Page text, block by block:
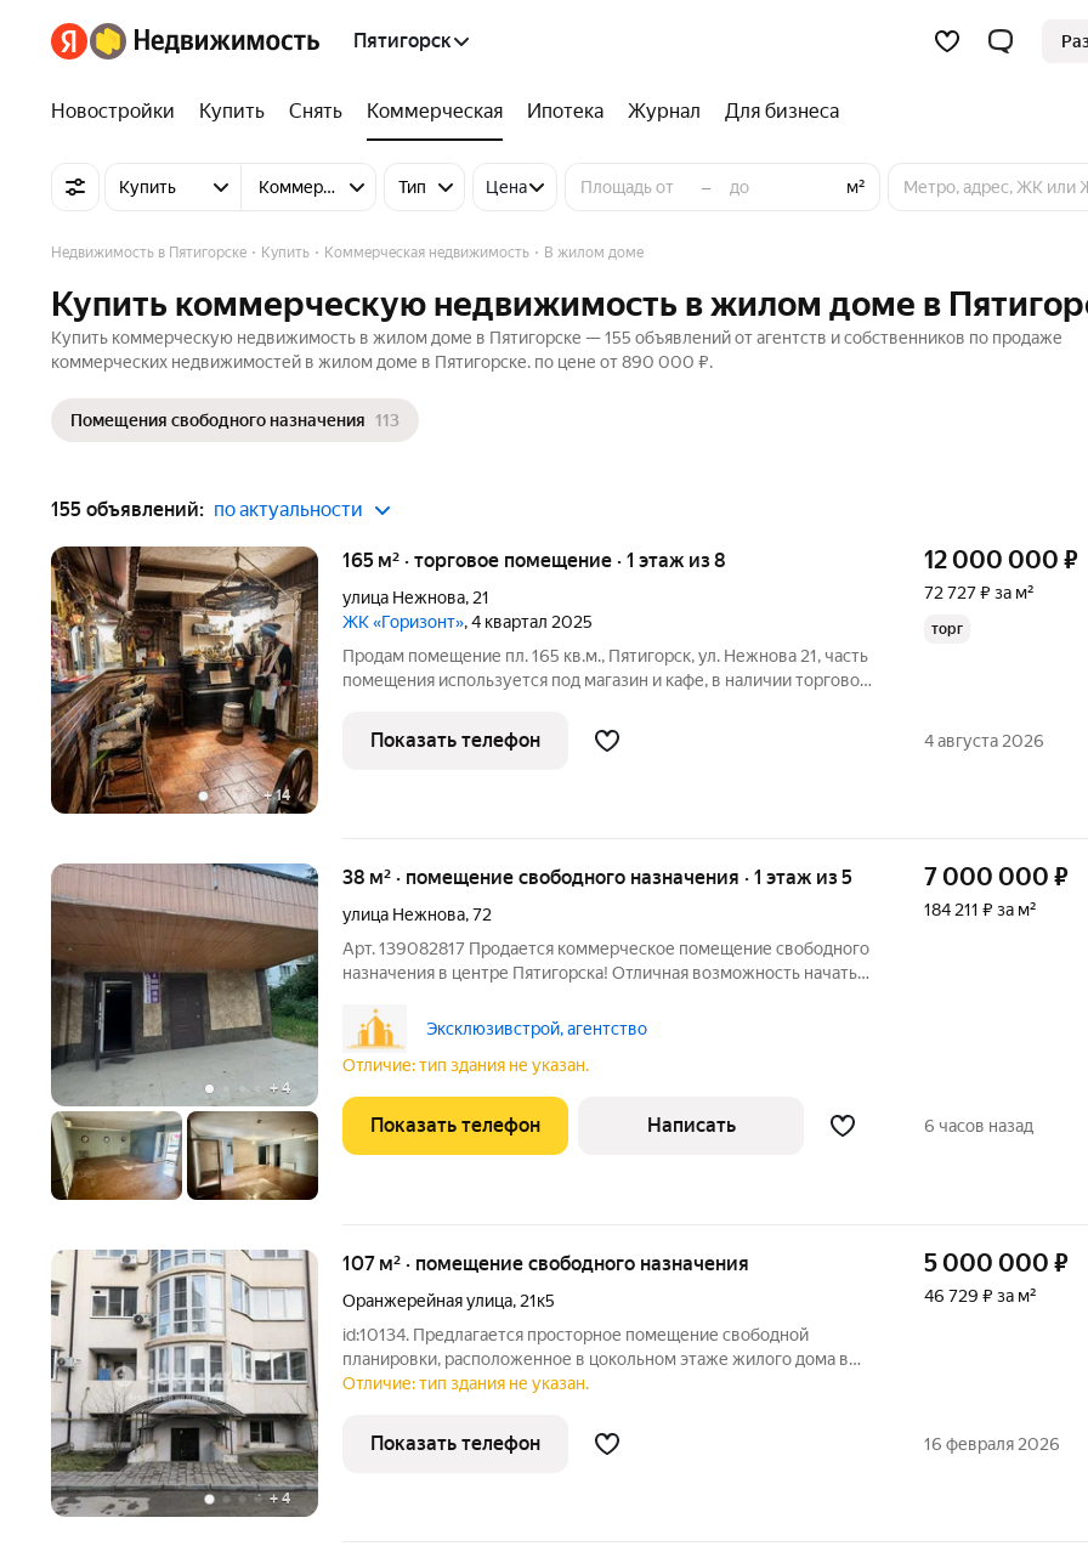
Пятигорск
Новостройки Купить Снять Коммерческая Ипотека Журнал Для бизнеса
Купить Коммерческую недвижимость
Тип Цена – м²
Недвижимость в Пятигорске Купить Коммерческая недвижимость В жилом доме
Купить коммерческую недвижимость в жилом доме в
Купить коммерческую недвижимость в жилом доме в Пятигорске — 155 объявлений от агентств и собственников по продаже
коммерческих недвижимостей в жилом доме в Пятигорске. по цене от 890 000 ₽.
Помещения свободного назначения 113
155 объявлений: по актуальности
+14
165 м² · торговое помещение · 1 этаж из 8
улица Нежнова, 21
ЖК «Горизонт», 4 квартал 2025
Продам помещение пл. 165 кв.м., Пятигорск, ул. Нежнова 21, часть
помещения используется под магазин и кафе, в наличии торговое
Установлена своя вентиляция. Помещение готово к эксплуатации,
не требует
12 000 000 ₽
72 727 ₽ за м²
торг
Показать телефон 4 августа 2026
+ 4
38 м² · помещение свободного назначения · 1 этаж из 5
улица Нежнова,72
Арт. 139082817 Продается коммерческое помещение свободного
назначения в центре Пятигорска! Отличная возможность начать
позволяет реализовать самые разные идеи: от офиса и студии
красоты до
Эксклюзивстрой, агентство
7 000 000 ₽
184 211 ₽ за м²
Отличие: тип здания не указан.
Показать телефон Написать 6 часов назад
+ 4
107 м² · помещение свободного назначения
Оранжерейная улица, 21к5
id:10134. Предлагается просторное помещение свободной
планировки, расположенное в цокольном этаже жилого дома в
уютном благоустроенном районе. Основные преимущества: -
Просторное светлое помещение с
5 000 000 ₽
46 729 ₽ за м²
Отличие: тип здания не указан.
Показать телефон 16 февраля 2026